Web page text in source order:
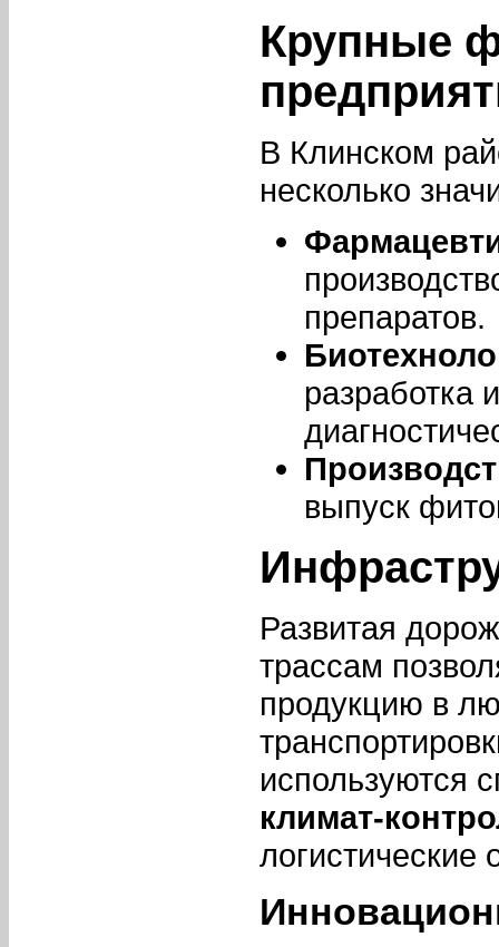
Крупные
В Клинском
несколько
препаратов.
разработка
выпуск
Развитая
трассам
продукцию в
используются
климат-
логистические